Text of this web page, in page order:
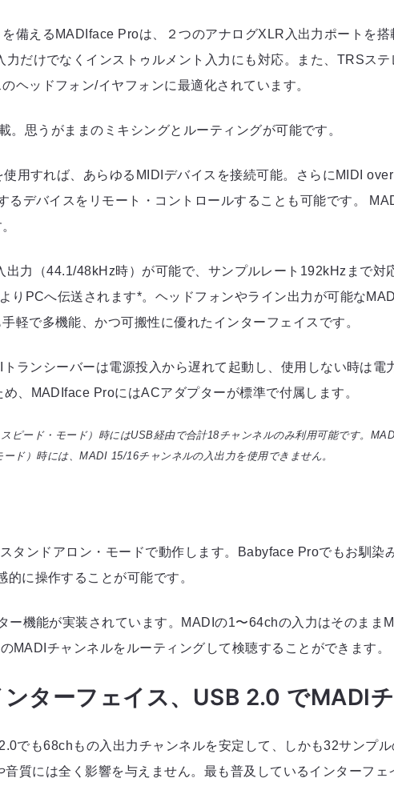
備えるMADIface Proは、２つのアナログXLR入出力ポートを
だけでなくインストゥルメント入力にも対応。また、TRSス
ヘッドフォン/イヤフォンに最適化されています。
思うがままのミキシングとルーティングが可能です。
用すれば、あらゆるMIDIデバイスを接続可能。さらにMIDI
るデバイスをリモート・コントロールすることも可能です。
力（44.1/48kHz時）が可能で、サンプルレート192kHzまで対
りPCへ伝送されます*。ヘッドフォンやライン出力が可能な
軽で多機能、かつ可搬性に優れたインターフェイスです。
ランシーバーは電源投入から遅れて起動し、使用しない時は
、MADIface ProにはACアダプターが標準で付属します。
ピード・モード）時にはUSB経由で合計18チャンネルのみ利用可能です。
ド）時には、MADI 15/16チャンネルの入出力を使用できません。
タンドアロン・モードで動作します。Babyface Proでもお馴染
に操作することが可能です。
ー機能が実装されています。MADIの1〜64chの入力はそのまま
MADIチャンネルをルーティングして検聴することができます。
ターフェイス、USB 2.0 でMADI
でも68chもの入出力チャンネルを安定して、しかも32サンプ
質には全く影響を与えません。最も普及しているインターフ